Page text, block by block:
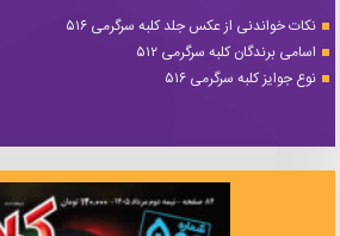
نکات خواندنی از عکس جلد کلبه سرگرمی ۵۱۶
اسامی برندگان کلبه سرگرمی ۵۱۲
نوع جوایز کلبه سرگرمی ۵۱۶